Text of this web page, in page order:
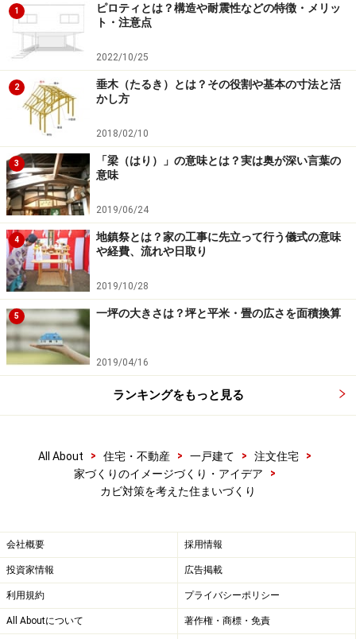
1
ピロティとは？構造や耐震性などの特徴・メリッ
ト・注意点
2022/10/25
2
垂木（たるき）とは？その役割や基本の寸法と活
かし方
2018/02/10
3
「梁（はり）」の意味とは？実は奥が深い言葉の
意味
2019/06/24
4
地鎮祭とは？家の工事に先立って行う儀式の意味
や経費、流れや日取り
2019/10/28
5 一坪の大きさは？坪と平米・畳の広さを面積換算
2019/04/16
ランキングをもっと見る
All About > 住宅・不動産 > 一戸建て > 注文住宅
>
家づくりのイメージづくり・アイデア
>
カビ対策を考えた住まいづくり
会社概要 採用情報
投資家情報 広告掲載
利用規約 プライバシーポリシー
All Aboutについて 著作権・商標・免責